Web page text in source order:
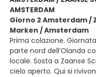
AMSTERDAM
Giorno 2 Amsterdam /
Marken / Amsterdam
Prima colazione.
parte nord dell’Olanda
locale. Sosta a Zaanse
cielo aperto. Qui si